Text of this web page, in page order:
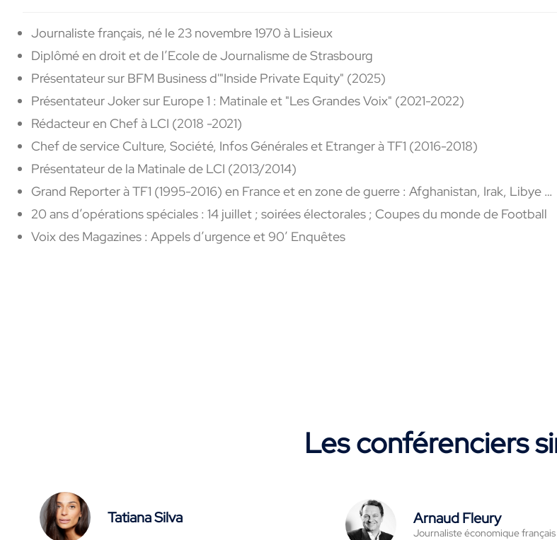
Journaliste français, né le 23 novembre 1970 à Lisieux
Diplômé en droit et de l’Ecole de Journalisme de Strasbourg
Présentateur sur BFM Business d'"Inside Private Equity" (2025)
Présentateur Joker sur Europe 1 : Matinale et "Les Grandes Voix" (2021-2022)
Rédacteur en Chef à LCI (2018 -2021)
Chef de service Culture, Société, Infos Générales et Etranger à TF1 (2016-2018)
Présentateur de la Matinale de LCI (2013/2014)
Grand Reporter à TF1 (1995-2016) en France et en zone de guerre : Afghanistan, Irak, Libye …
20 ans d’opérations spéciales : 14 juillet ; soirées électorales ; Coupes du monde de Football
Voix des Magazines : Appels d’urgence et 90’ Enquêtes
Les conférenciers
Tatiana Silva Arnaud Fleury
Journaliste économique français